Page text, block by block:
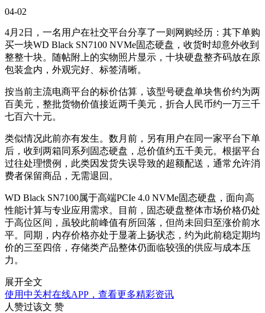
04-02
4月2日，一名用户在社交平台分享了一则网购经历：其下单购
买一块WD Black SN7100 NVMe固态硬盘，收货时却意外收到
整整十块。随帖附上的实物照片显示，十块硬盘整齐码放在原
包装盒内，外观完好、标签清晰。
按当前主流电商平台的标价估算，该型号硬盘单块售价约为两
百美元，整批货物价值接近两千美元，折合人民币约一万三千
七百六十元。
类似情况此前亦有发生。数月前，另有用户在同一家平台下单
后，收到两箱同系列固态硬盘，总价值约五千美元。根据平台
过往处理惯例，此类因发货失误导致的超额配送，通常允许消
费者保留商品，无需退回。
WD Black SN7100属于高端PCIe 4.0 NVMe固态硬盘，面向高
性能计算与专业应用需求。目前，固态硬盘整体市场价格仍处
于高位区间，虽较此前峰值有所回落，但尚未回归至涨价前水
平。同期，内存价格亦处于显著上扬状态，约为此前稳定期均
价的三至四倍，存储类产品整体仍面临较强的供应与成本压
力。
展开全文
使用中关村在线APP，查看更多精彩资讯
人赞过该文 赞